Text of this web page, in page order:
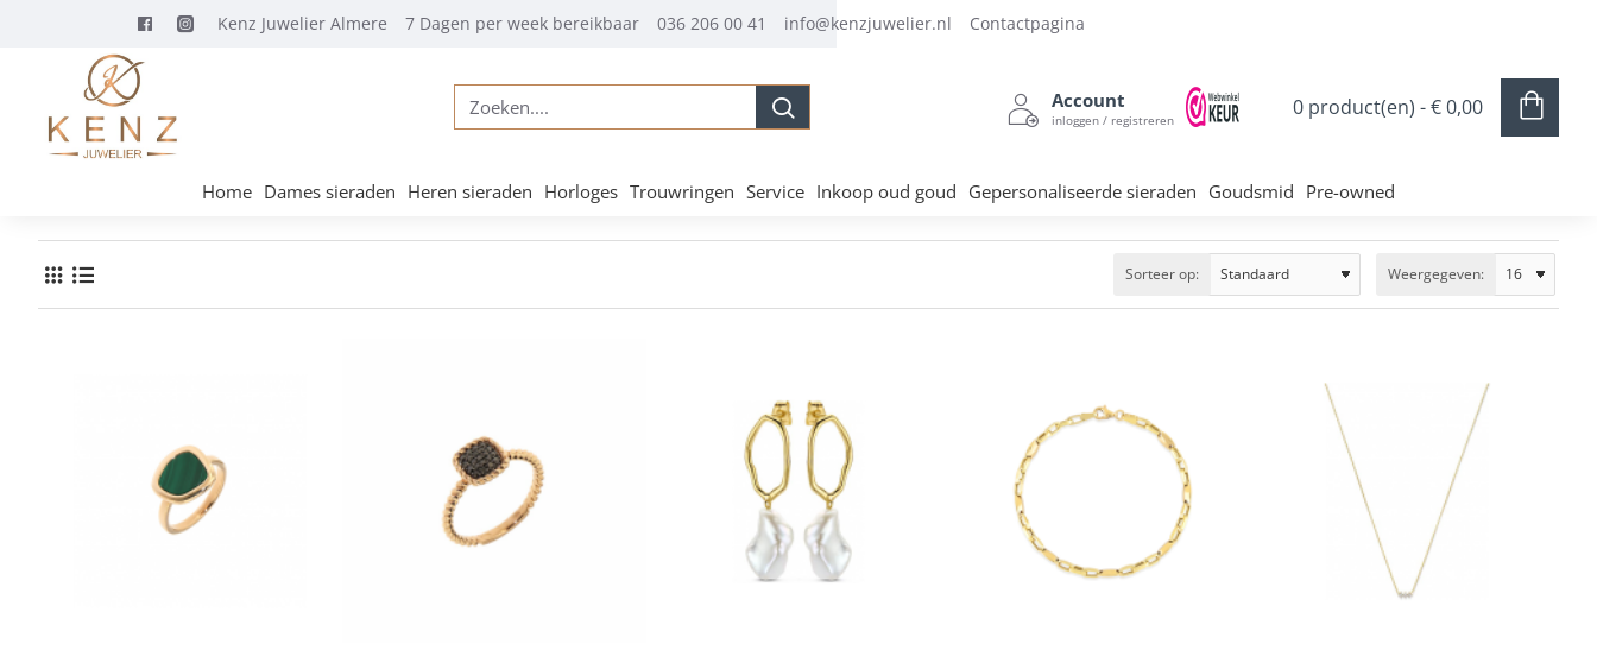
Kenz Juwelier Almere 7 Dagen per week bereikbaar 036 206 00 41 info@kenzjuwelier.nl Contactpagina
Zoeken....
Account
inloggen / registreren 0 product(en) - € 0,00
Home Dames sieraden Heren sieraden Horloges Trouwringen Service Inkoop oud goud Gepersonaliseerde sieraden Goudsmid Pre-owned
Sorteer op: Weergegeven: